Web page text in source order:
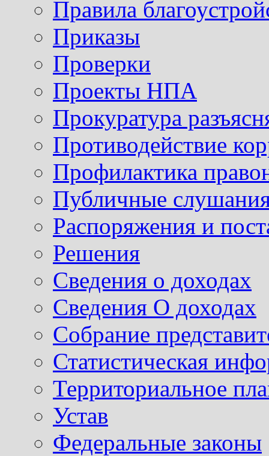
Правила
Приказы
Проверки
Проекты НПА
Прокуратура
Противодействие
Профилактика
Публичные
Распоряжения и
Решения
Сведения о доходах
Сведения О доходах
Собрание
Статистическая
Территориальное
Устав
Федеральные законы